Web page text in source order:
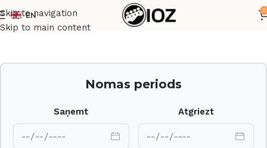
Skip to navigation
Skip to main content
EN
0
Sākums Taustiņinstrumenti Sintezatori
Nomas periods
Saņemt Atgriezt